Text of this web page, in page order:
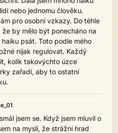
nebo jednomu člověku.
pro osobní vzkazy. Do téhle
by mělo být ponecháno na
psát. Toto podle mého
nijak regulovat. Každý
kolik takovýchto úzce
zařadí, aby to ostatní
jsem se. Když jsem mluvil o
na mysli, že strážní hrad